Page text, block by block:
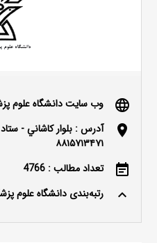
language وب سایت دانشگاه علوم
location_on
آدرس : بلوار كاشاني -
۸۸۱۵۷۱۳۴۷۱
event_note تعداد مطالب : 4766
keyboard_arrow_up رتبه‌بندی دانشگاه علوم